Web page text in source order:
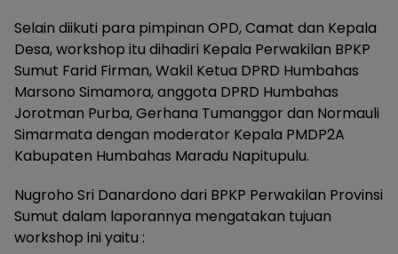
Selain diikuti para pimpinan OPD, Camat dan Kepala
Desa, workshop itu dihadiri Kepala Perwakilan BPKP
Sumut Farid Firman, Wakil Ketua DPRD Humbahas
Marsono Simamora, anggota DPRD Humbahas
Jorotman Purba, Gerhana Tumanggor dan Normauli
Simarmata dengan moderator Kepala PMDP2A
Kabupaten Humbahas Maradu Napitupulu.
Nugroho Sri Danardono dari BPKP Perwakilan Provinsi
Sumut dalam laporannya mengatakan tujuan
workshop ini yaitu :